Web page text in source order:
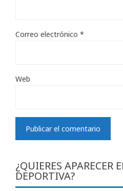
Correo electrónico *
Web
¿QUIERES
DEPORTIVA?